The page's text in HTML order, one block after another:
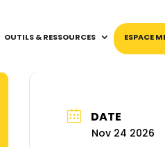
OUTILS & RESSOURCES ESPACE
DATE
Nov 24 2026